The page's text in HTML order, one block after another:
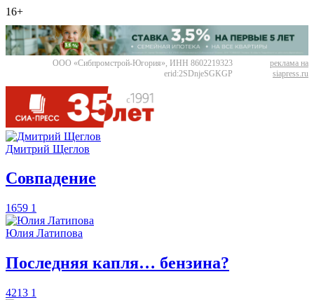
16+
ООО «Сибпромстрой-Югория», ИНН 8602219323
erid:2SDnjeSGKGP
реклама на
siapress.ru
Дмитрий Щеглов
​Совпадение
1659 1
Юлия Латипова
​Последняя капля… бензина?
4213 1